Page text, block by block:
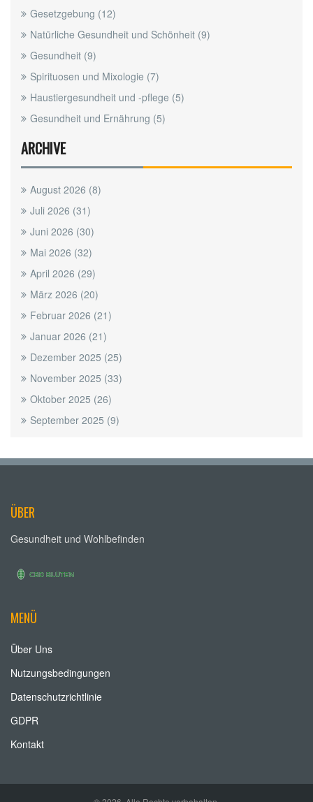
Gesetzgebung (12)
Natürliche Gesundheit und Schönheit (9)
Gesundheit (9)
Spirituosen und Mixologie (7)
Haustiergesundheit und -pflege (5)
Gesundheit und Ernährung (5)
ARCHIVE
August 2026 (8)
Juli 2026 (31)
Juni 2026 (30)
Mai 2026 (32)
April 2026 (29)
März 2026 (20)
Februar 2026 (21)
Januar 2026 (21)
Dezember 2025 (25)
November 2025 (33)
Oktober 2025 (26)
September 2025 (9)
ÜBER
Gesundheit und Wohlbefinden
MENÜ
Über Uns
Nutzungsbedingungen
Datenschutzrichtlinie
GDPR
Kontakt